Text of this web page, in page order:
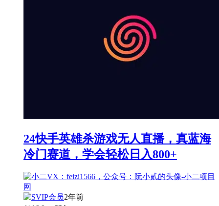
24快手英雄杀游戏无人直播，真蓝海
冷门赛道，学会轻松日入800+
2年前